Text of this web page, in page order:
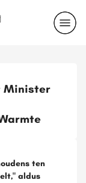
Minister
ten
aldus